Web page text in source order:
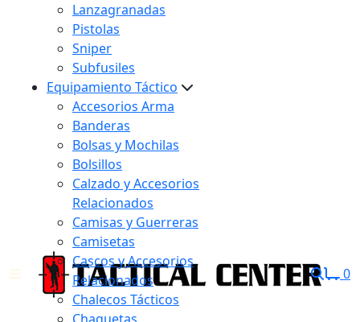
Lanzagranadas
Pistolas
Sniper
Subfusiles
Equipamiento Táctico
Accesorios Arma
Banderas
Bolsas y Mochilas
Bolsillos
Calzado y Accesorios
Relacionados
Camisas y Guerreras
Camisetas
Cascos y Accesorios
Relacionados
Chalecos Tácticos
0